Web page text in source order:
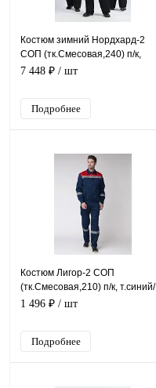
Костюм зимний Нордхард-2
СОП (тк.Смесовая,240) п/к,
черный/т.зеленый
7 448 ₽ / шт
Подробнее
Костюм Лигор-2 СОП
(тк.Смесовая,210) п/к, т.синий/
красный
1 496 ₽ / шт
Подробнее